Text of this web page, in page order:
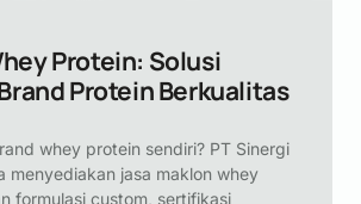
Protein: Solusi
Protein Berkualitas
whey protein sendiri? PT Sinergi
menyediakan jasa maklon whey
formulasi custom, sertifikasi